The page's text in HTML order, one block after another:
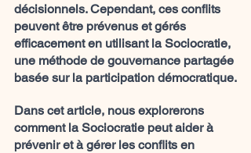
décisionnels. Cependant, ces conflits
peuvent être prévenus et gérés
efficacement en utilisant la Sociocratie,
une méthode de gouvernance partagée
basée sur la participation démocratique.
Dans cet article, nous explorerons
comment la Sociocratie peut aider à
prévenir et à gérer les conflits en